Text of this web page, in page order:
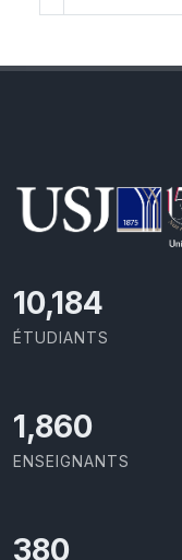
10,801
ÉTUDIANTS
1,973
ENSEIGNANTS
403